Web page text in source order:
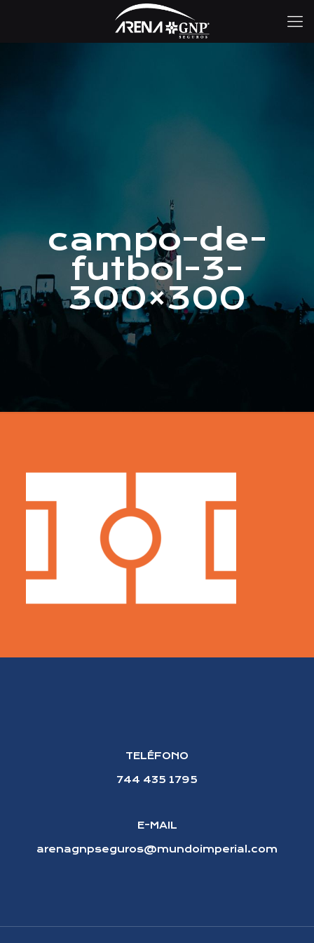
campo-de-
futbol-3-
300×300
TELÉFONO
744 435 1795
E-MAIL
arenagnpseguros@mundoimperial.com